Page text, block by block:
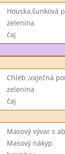
Houska,šunková
zelenina
čaj
Chléb ,vaječná
zelenina
čaj
Masový vývar s
Masový nákyp